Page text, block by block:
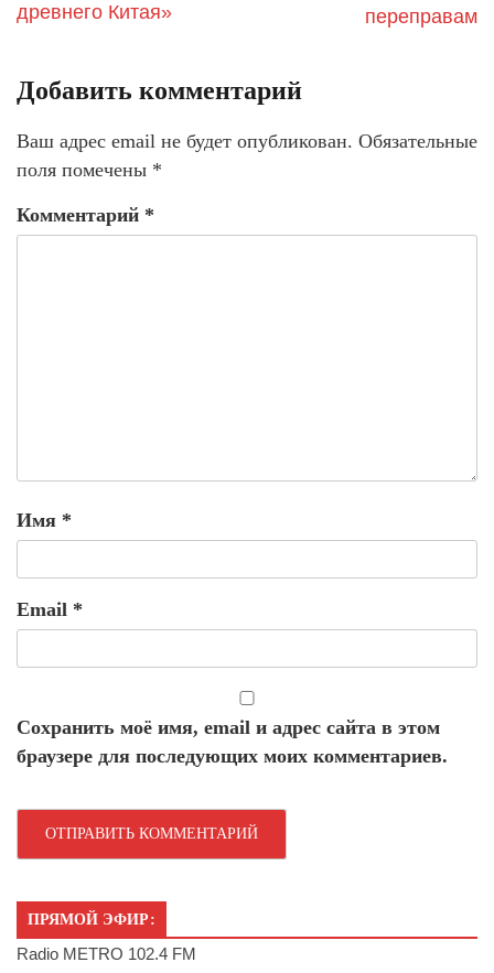
древнего Китая»
переправам
Добавить комментарий
Ваш адрес email не будет опубликован. Обязательные
поля помечены *
Комментарий *
Имя *
Email *
Сохранить моё имя, email и адрес сайта в этом
браузере для последующих моих комментариев.
ПРЯМОЙ ЭФИР:
Radio METRO 102.4 FM